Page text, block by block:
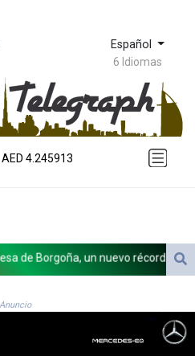
Español
6 Idiomas
ZWL 372.275202
AED 4.245913
AED 4.245913
AFN 76.887634
ARS 1724.882567
AUD 1.638747
AZN 1.97002
Borgoña, un nuevo récord de
Anuncio